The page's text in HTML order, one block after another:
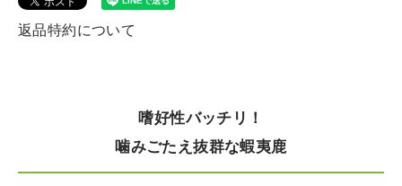
返品特約について
嗜好性バッチリ！
噛みごたえ抜群な蝦夷鹿